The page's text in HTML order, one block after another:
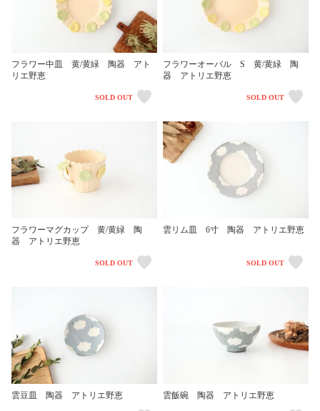
フラワー中皿 黄/黄緑 陶器 アト
リエ野恵
SOLD OUT
フラワーオーバル S 黄/黄緑 陶
器 アトリエ野恵
SOLD OUT
フラワーマグカップ 黄/黄緑 陶
器 アトリエ野恵
SOLD OUT
雲リム皿 6寸 陶器 アトリエ野恵
SOLD OUT
雲豆皿 陶器 アトリエ野恵 雲飯碗 陶器 アトリエ野恵